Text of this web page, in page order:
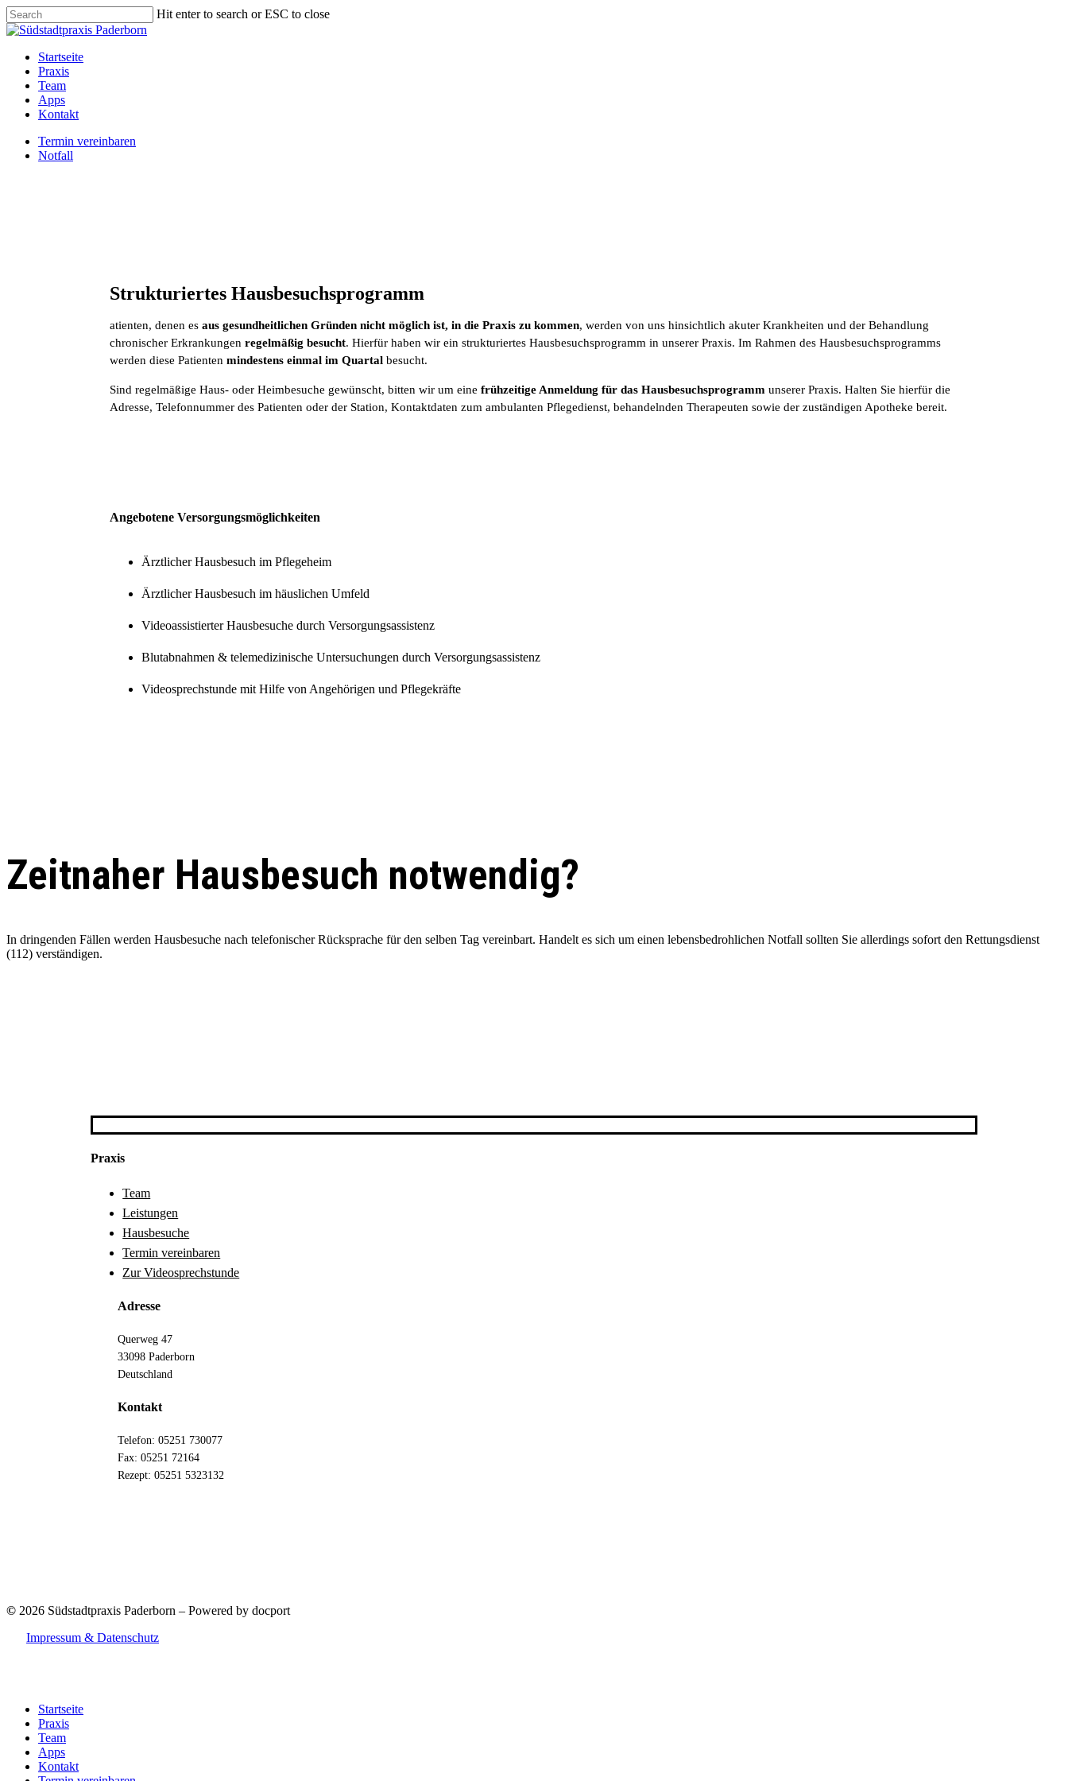
Skip
to
content
Hit enter to search or ESC to close
Close
Menu
Startseite
Praxis
Team
Apps
Kontakt
Termin vereinbaren
Notfall
Strukturiertes Hausbesuchsprogramm
atienten, denen esaus gesundheitlichen Gründen nicht möglich ist, in die Praxis zu kommen, werden von uns hinsichtlich akuter Krankheiten und der Behandlung
chronischer Erkrankungen regelmäßig besucht. Hierfür haben wir ein strukturiertes Hausbesuchsprogramm in unserer Praxis. Im Rahmen des Hausbesuchsprogramms
werden diese Patientenmindestens einmal im Quartal besucht.
Sind regelmäßige Haus- oder Heimbesuche gewünscht, bitten wir um einefrühzeitige Anmeldung für das Hausbesuchsprogramm unserer Praxis. Halten Sie hierfür die
Adresse, Telefonnummer des Patienten oder der Station, Kontaktdaten zum ambulanten Pflegedienst, behandelnden Therapeuten sowie der zuständigen Apotheke bereit.
Angebotene Versorgungsmöglichkeiten
Ärztlicher Hausbesuch im Pflegeheim
Ärztlicher Hausbesuch im häuslichen Umfeld
Videoassistierter Hausbesuche durch Versorgungsassistenz
Blutabnahmen & telemedizinische Untersuchungen durch Versorgungsassistenz
Videosprechstunde mit Hilfe von Angehörigen und Pflegekräfte
Zeitnaher Hausbesuch notwendig?
In dringenden Fällen werden Hausbesuche nach telefonischer Rücksprache für den selben Tag vereinbart. Handelt es sich um einen lebensbedrohlichen Notfall sollten Sie allerdings sofort den Rettungsdienst
(112) verständigen.
Praxis
Team
Leistungen
Hausbesuche
Termin vereinbaren
Zur Videosprechstunde
Adresse
Querweg 47
33098 Paderborn
Deutschland
Kontakt
Telefon: 05251 730077
Fax: 05251 72164
Rezept: 05251 5323132
© 2026 Südstadtpraxis Paderborn – Powered by docport
Impressum & Datenschutz
Close
Menu
Startseite
Praxis
Team
Apps
Kontakt